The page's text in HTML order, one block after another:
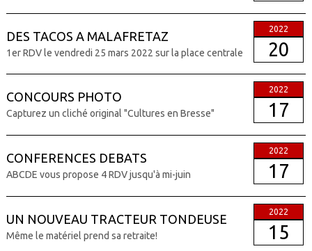
DES TACOS A MALAFRETAZ
1er RDV le vendredi 25 mars 2022 sur la place centrale
2022
20
CONCOURS PHOTO
Capturez un cliché original "Cultures en Bresse"
2022
17
CONFERENCES DEBATS
ABCDE vous propose 4 RDV jusqu'à mi-juin
2022
17
UN NOUVEAU TRACTEUR TONDEUSE
Même le matériel prend sa retraite!
2022
15